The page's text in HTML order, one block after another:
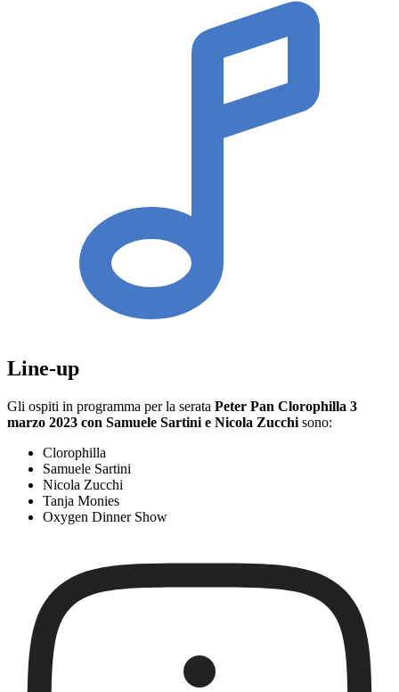
Line-up
Gli ospiti in programma per la serata Peter Pan Clorophilla 3
marzo 2023 con Samuele Sartini e Nicola Zucchi sono:
Clorophilla
Samuele Sartini
Nicola Zucchi
Tanja Monies
Oxygen Dinner Show